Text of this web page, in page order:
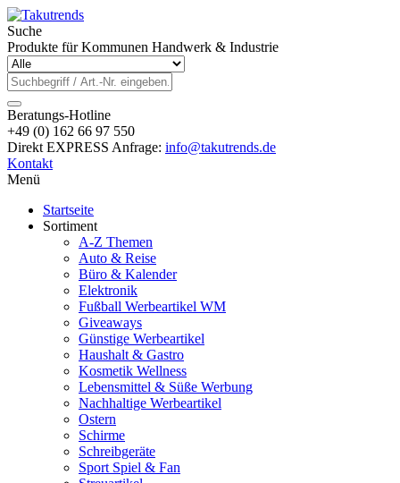
Suche
Produkte für Kommunen Handwerk & Industrie
Beratungs-Hotline
+49 (0) 162 66 97 550
Direkt EXPRESS Anfrage: info@takutrends.de
Kontakt
Menü
Startseite
Sortiment
A-Z Themen
Auto & Reise
Büro & Kalender
Elektronik
Fußball Werbeartikel WM
Giveaways
Günstige Werbeartikel
Haushalt & Gastro
Kosmetik Wellness
Lebensmittel & Süße Werbung
Nachhaltige Werbeartikel
Ostern
Schirme
Schreibgeräte
Sport Spiel & Fan